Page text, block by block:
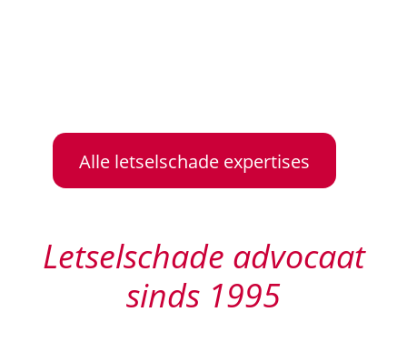
Alle letselschade expertises
Letselschade advocaat
sinds 1995